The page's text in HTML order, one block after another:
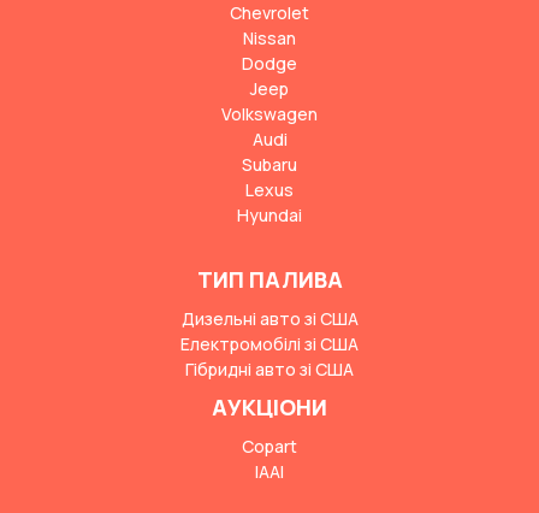
Chevrolet
Nissan
Dodge
Jeep
Volkswagen
Audi
Subaru
Lexus
Hyundai
ТИП ПАЛИВА
Дизельні авто зі США
Електромобілі зі США
Гібридні авто зі США
АУКЦІОНИ
Copart
IAAI